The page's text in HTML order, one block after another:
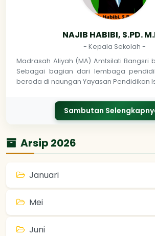
NAJIB HABIBI, S.PD.
- Kepala Sekolah -
Madrasah Aliyah (MA) Amtsilati Bangsri
Sebagai bagian dari lembaga
berada di naungan Yayasan Pendidikan
Sambutan
Arsip 2026
Januari
Mei
Juni